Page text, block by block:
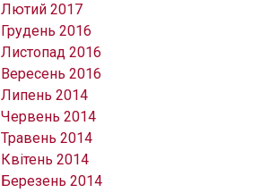
Лютий 2017
Грудень 2016
Листопад 2016
Вересень 2016
Липень 2014
Червень 2014
Травень 2014
Квітень 2014
Березень 2014